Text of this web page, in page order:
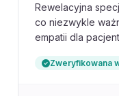
Rewelacyjna
co niezwykle
empatii dla
Zweryfikowana